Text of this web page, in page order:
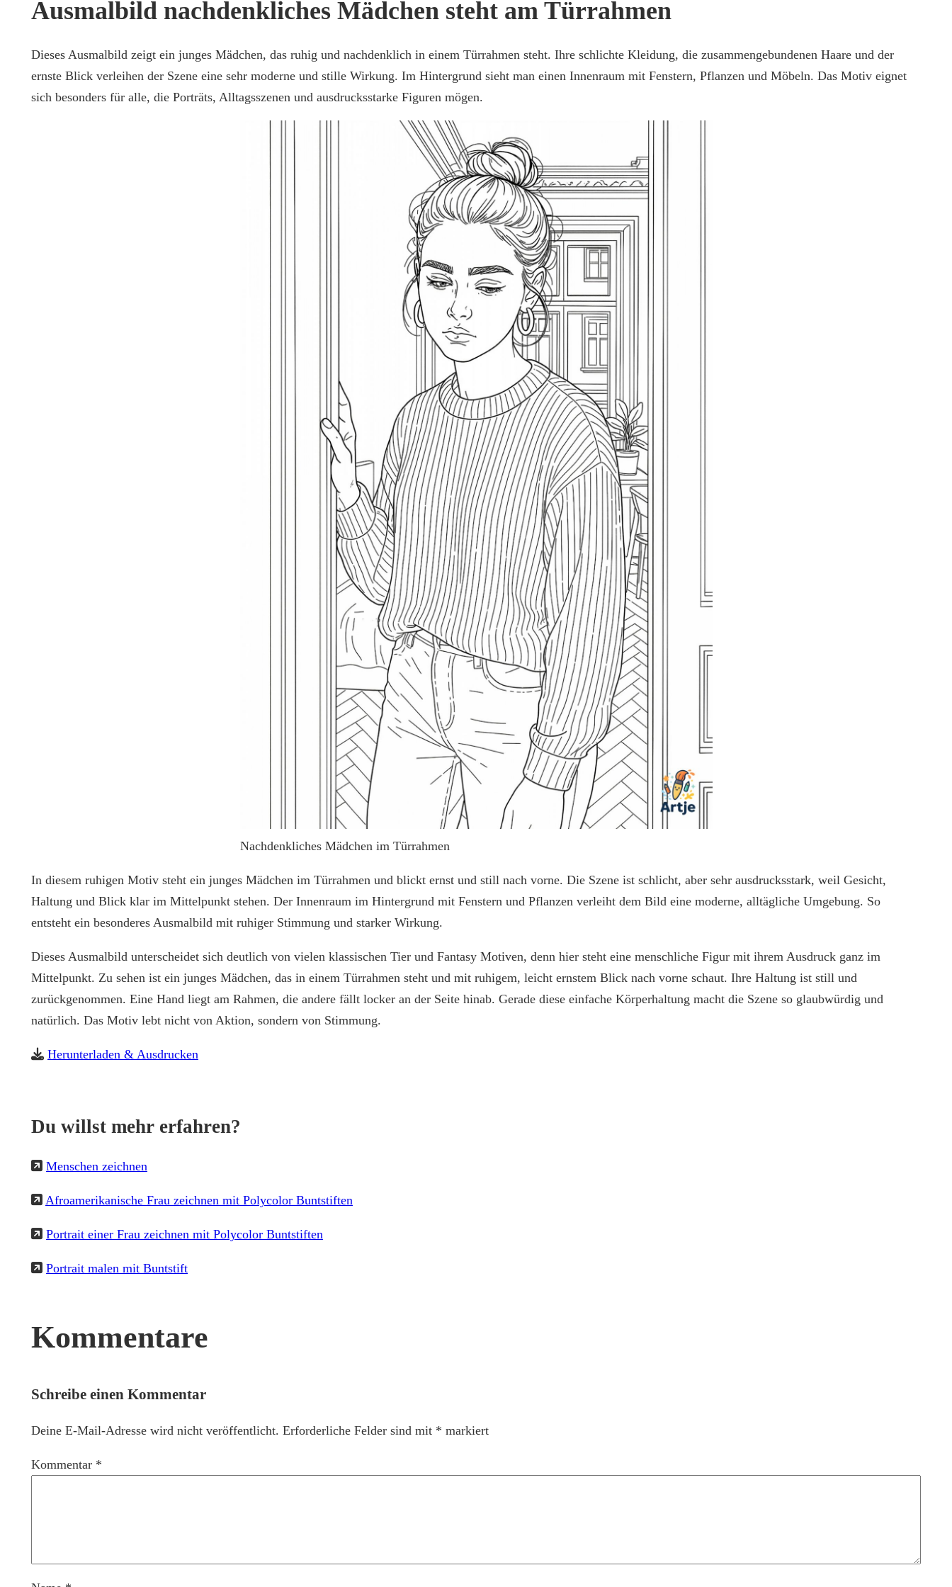
Ausmalbild nachdenkliches Mädchen steht am Türrahmen
Dieses Ausmalbild zeigt ein junges Mädchen, das ruhig und nachdenklich in einem Türrahmen steht. Ihre schlichte Kleidung, die zusammengebundenen Haare und der
ernste Blick verleihen der Szene eine sehr moderne und stille Wirkung. Im Hintergrund sieht man einen Innenraum mit Fenstern, Pflanzen und Möbeln. Das Motiv eignet
sich besonders für alle, die Porträts, Alltagsszenen und ausdrucksstarke Figuren mögen.
Nachdenkliches Mädchen im Türrahmen
In diesem ruhigen Motiv steht ein junges Mädchen im Türrahmen und blickt ernst und still nach vorne. Die Szene ist schlicht, aber sehr ausdrucksstark, weil Gesicht,
Haltung und Blick klar im Mittelpunkt stehen. Der Innenraum im Hintergrund mit Fenstern und Pflanzen verleiht dem Bild eine moderne, alltägliche Umgebung. So
entsteht ein besonderes Ausmalbild mit ruhiger Stimmung und starker Wirkung.
Dieses Ausmalbild unterscheidet sich deutlich von vielen klassischen Tier und Fantasy Motiven, denn hier steht eine menschliche Figur mit ihrem Ausdruck ganz im
Mittelpunkt. Zu sehen ist ein junges Mädchen, das in einem Türrahmen steht und mit ruhigem, leicht ernstem Blick nach vorne schaut. Ihre Haltung ist still und
zurückgenommen. Eine Hand liegt am Rahmen, die andere fällt locker an der Seite hinab. Gerade diese einfache Körperhaltung macht die Szene so glaubwürdig und
natürlich. Das Motiv lebt nicht von Aktion, sondern von Stimmung.
Herunterladen & Ausdrucken
Du willst mehr erfahren?
Menschen zeichnen
Afroamerikanische Frau zeichnen mit Polycolor Buntstiften
Portrait einer Frau zeichnen mit Polycolor Buntstiften
Portrait malen mit Buntstift
Kommentare
Schreibe einen Kommentar
Deine E-Mail-Adresse wird nicht veröffentlicht. Erforderliche Felder sind mit * markiert
Kommentar *